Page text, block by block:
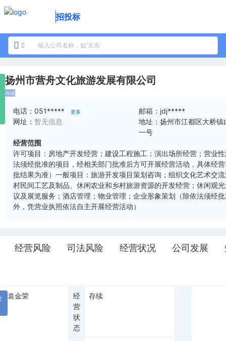
招投标
扬州市营舟文化旅游发展有限公司
存续
电话：051***** 更多 邮箱： jdj*****
网址：暂无信息 地址： 扬州市江都区大桥镇
一号
经营范围
许可项目：房地产开发经营；建设工程施工；演出场所经营；营业
法须经批准的项目，经相关部门批准后方可开展经营活动，具体经
批结果为准）一般项目：旅游开发项目策划咨询；组织文化艺术交
村民间工艺及制品、休闲农业和乡村旅游资源的开发经营；休闲观
议及展览服务；酒店管理；物业管理；企业形象策划（除依法须经
外，凭营业执照依法自主开展经营活动）
经营风险 司法风险 经营状况 公司发展
袁金荣
经
营
状
态
存续